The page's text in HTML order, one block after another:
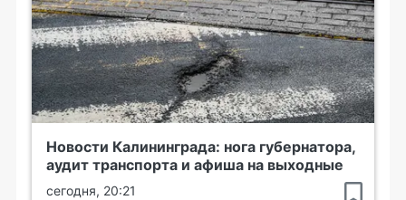
Новости Калининграда: нога губернатора,
аудит транспорта и афиша на выходные
сегодня, 20:21